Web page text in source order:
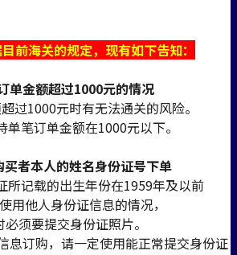
前海关的规定，现有如下告知：
单金额超过1000元的情况
过1000元时有无法通关的风险。
单笔订单金额在1000元以下。
买者本人的姓名身份证号下单
所记载的出生年份在1959年及以前
用他人身份证信息的情况，
须要提交身份证照片。
息订购，请一定使用能正常提交身份证